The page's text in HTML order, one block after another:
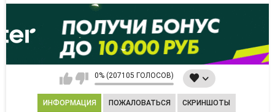
0% (207105 ГОЛОСОВ)
ИНФОРМАЦИЯ ПОЖАЛОВАТЬСЯ СКРИНШОТЫ